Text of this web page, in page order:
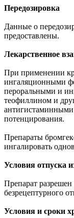
Передозировка
Данные о
предоставлены.
Лекарственное
При применении
ингаляционными
пероральными и
теофиллином и
потенцирования.
Препараты
ингалировать
Условия отпуска
Препарат разрешен
безрецептурного
Условия и сроки